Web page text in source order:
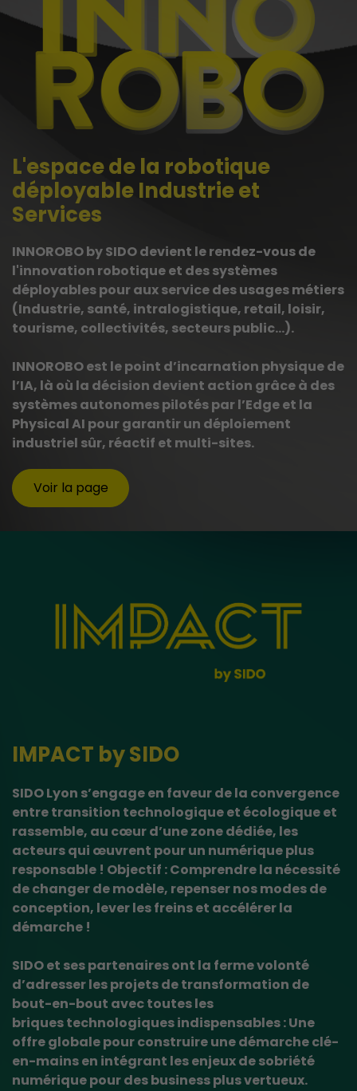
L'espace de la robotique
déployable Industrie et
Services
INNOROBO by SIDO devient le rendez-vous de
l'innovation robotique et des systèmes
déployables pour aux service des usages métiers
(Industrie, santé, intralogistique, retail, loisir,
tourisme, collectivités, secteurs public...).
INNOROBO est le point d’incarnation physique de
l’IA, là où la décision devient action grâce à des
systèmes autonomes pilotés par l’Edge et la
Physical AI pour garantir un déploiement
industriel sûr, réactif et multi-sites.
Voir la page
IMPACT by SIDO
SIDO Lyon s’engage en faveur de la convergence
entre transition technologique et écologique et
rassemble, au cœur d’une zone dédiée, les
acteurs qui œuvrent pour un numérique plus
responsable !​ Objectif : Comprendre la nécessité
de changer de modèle, repenser nos modes de
conception, lever les freins et accélérer la
démarche !
SIDO et ses partenaires ont la ferme volonté
d’adresser les projets de transformation de
bout-en-bout avec toutes les
briques technologiques indispensables : Une
offre globale pour construire une démarche clé-
en-mains en intégrant les enjeux de sobriété
numérique pour des business plus vertueux.